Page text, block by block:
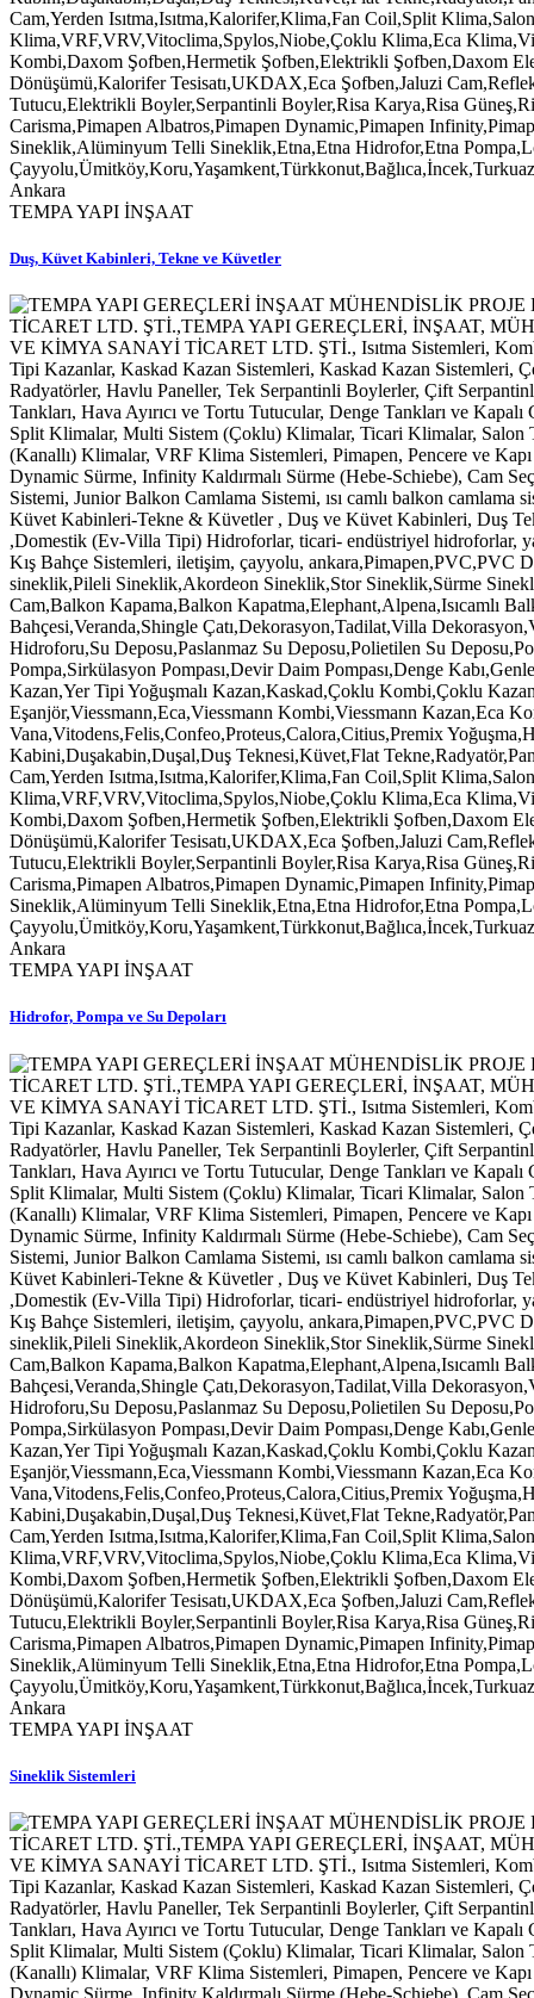
TEMPA YAPI İNŞAAT
Duş, Küvet Kabinleri, Tekne ve Küvetler
TEMPA YAPI İNŞAAT
Hidrofor, Pompa ve Su Depoları
TEMPA YAPI İNŞAAT
Sineklik Sistemleri